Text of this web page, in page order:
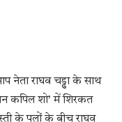
नेता राघव चड्ढा के साथ
कपिल शो’ में शिरकत
के पलों के बीच राघव